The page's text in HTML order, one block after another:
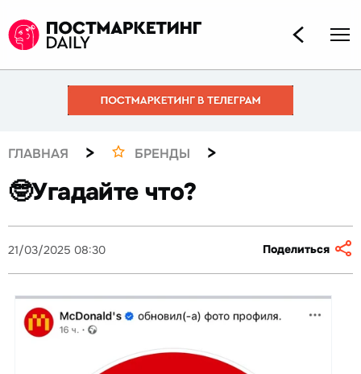
ГЛАВНАЯ > БРЕНДЫ >
🤓Угадайте что?
21/03/2025 08:30 Поделиться